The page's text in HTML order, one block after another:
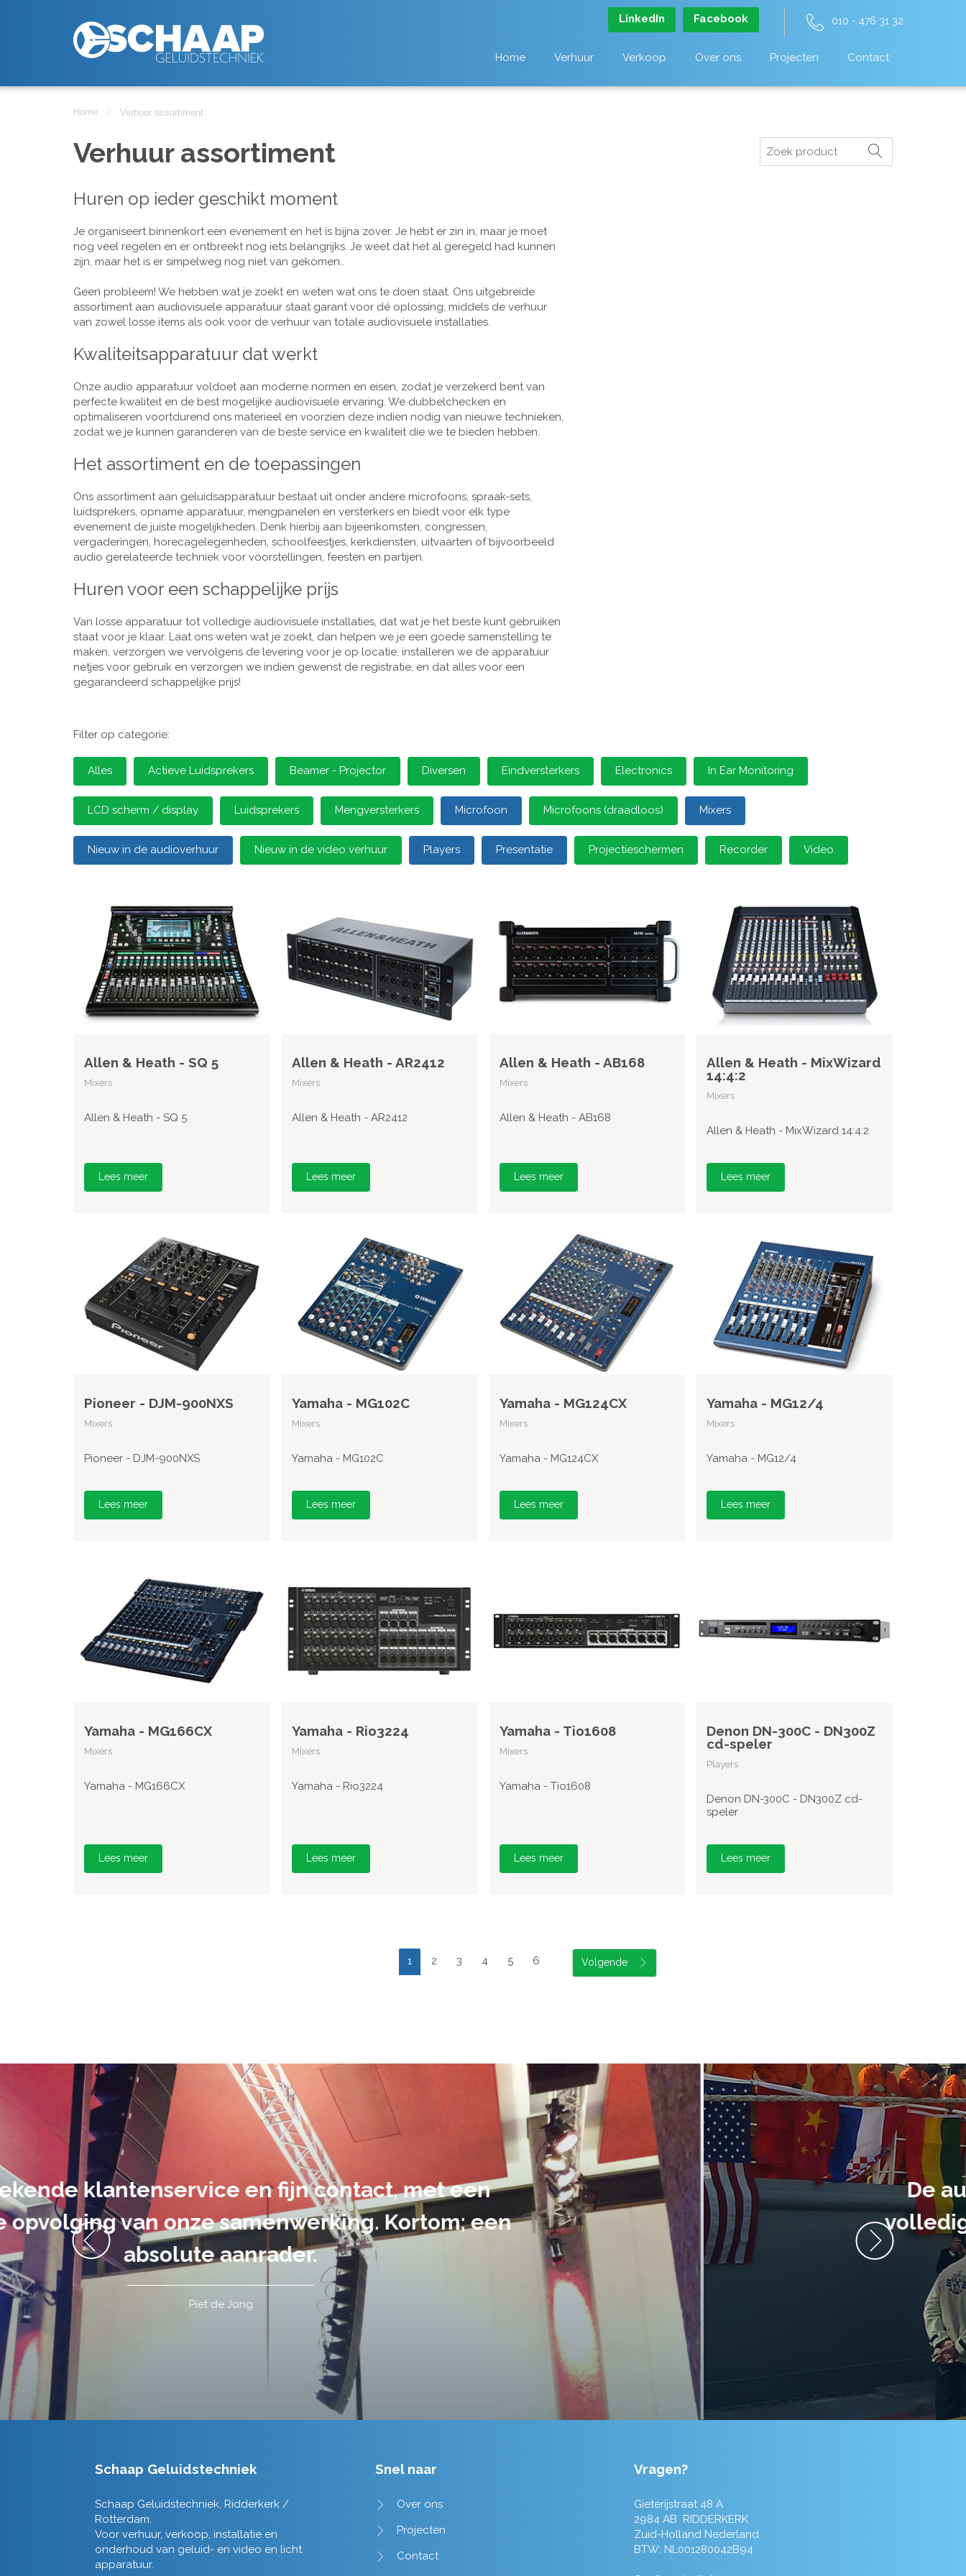
LinkedIn Facebook 010 - 476 31 32
Home Verhuur Verkoop Over ons Projecten Contact
Home Verhuur assortiment
Verhuur assortiment
Huren op ieder geschikt moment
Je organiseert binnenkort een evenement en het is bijna zover. Je hebt er zin in, maar je moet
nog veel regelen en er ontbreekt nog iets belangrijks. Je weet dat het al geregeld had kunnen
zijn, maar het is er simpelweg nog niet van gekomen..
Geen probleem! We hebben wat je zoekt en weten wat ons te doen staat. Ons uitgebreide
assortiment aan audiovisuele apparatuur staat garant voor dé oplossing, middels de verhuur
van zowel losse items als ook voor de verhuur van totale audiovisuele installaties.
Kwaliteitsapparatuur dat werkt
Onze audio apparatuur voldoet aan moderne normen en eisen, zodat je verzekerd bent van
perfecte kwaliteit en de best mogelijke audiovisuele ervaring. We dubbelchecken en
optimaliseren voortdurend ons materieel en voorzien deze indien nodig van nieuwe technieken,
zodat we je kunnen garanderen van de beste service en kwaliteit die we te bieden hebben.
Het assortiment en de toepassingen
Ons assortiment aan geluidsapparatuur bestaat uit onder andere microfoons, spraak-sets,
luidsprekers, opname apparatuur, mengpanelen en versterkers en biedt voor elk type
evenement de juiste mogelijkheden. Denk hierbij aan bijeenkomsten, congressen,
vergaderingen, horecagelegenheden, schoolfeestjes, kerkdiensten, uitvaarten of bijvoorbeeld
audio gerelateerde techniek voor voorstellingen, feesten en partijen.
Huren voor een schappelijke prijs
Van losse apparatuur tot volledige audiovisuele installaties, dat wat je het beste kunt gebruiken
staat voor je klaar. Laat ons weten wat je zoekt, dan helpen we je een goede samenstelling te
maken, verzorgen we vervolgens de levering voor je op locatie, installeren we de apparatuur
netjes voor gebruik en verzorgen we indien gewenst de registratie, en dat alles voor een
gegarandeerd schappelijke prijs!
Zoeken
Filter op categorie:
Alles Actieve Luidsprekers Beamer - Projector Diversen Eindversterkers Electronics In Ear Monitoring
LCD scherm / display Luidsprekers Mengversterkers Microfoon Microfoons (draadloos) Mixers
Nieuw in de audioverhuur Nieuw in de video verhuur Players Presentatie Projectieschermen Recorder Video
Allen & Heath - SQ 5
Mixers
Allen & Heath - SQ 5
Lees meer
Allen & Heath - AR2412
Mixers
Allen & Heath - AR2412
Lees meer
Allen & Heath - AB168
Mixers
Allen & Heath - AB168
Lees meer
Allen & Heath - MixWizard
14:4:2
Mixers
Allen & Heath - MixWizard 14:4:2
Lees meer
Pioneer - DJM-900NXS
Mixers
Pioneer - DJM-900NXS
Lees meer
Yamaha - MG102C
Mixers
Yamaha - MG102C
Lees meer
Yamaha - MG124CX
Mixers
Yamaha - MG124CX
Lees meer
Yamaha - MG12/4
Mixers
Yamaha - MG12/4
Lees meer
Yamaha - MG166CX
Mixers
Yamaha - MG166CX
Lees meer
Yamaha - Rio3224
Mixers
Yamaha - Rio3224
Lees meer
Yamaha - Tio1608
Mixers
Yamaha - Tio1608
Lees meer
Denon DN-300C - DN300Z
cd-speler
Players
Denon DN-300C - DN300Z cd-
speler
Lees meer
1 2 3 4 5 6
De audiovisuele uitvoering van ons evenement heb ik
volledig uit handen gegeven en dat is een aanrader! Alles
tot in de puntjes verzorgd.
Schaap Geluidstechniek
Schaap Geluidstechniek, Ridderkerk /
Rotterdam.
Voor verhuur, verkoop, installatie en
onderhoud van geluid- en video en licht
apparatuur.
Snel naar
Over ons
Projecten
Contact
Vragen?
Gieterijstraat 48 A
2984 AB RIDDERKERK
Zuid-Holland Nederland
BTW: NL001280042B94